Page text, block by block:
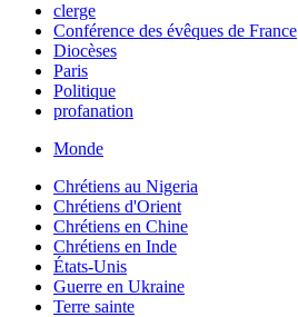
clerge
Conférence des évêques de France
Diocèses
Paris
Politique
profanation
Monde
Chrétiens au Nigeria
Chrétiens d'Orient
Chrétiens en Chine
Chrétiens en Inde
États-Unis
Guerre en Ukraine
Terre sainte